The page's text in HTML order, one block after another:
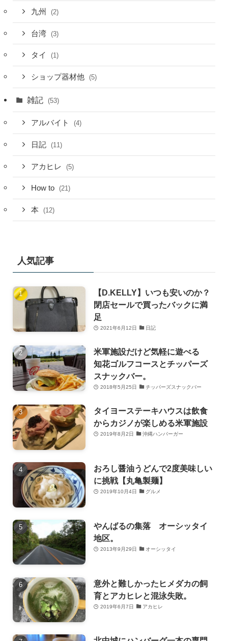
九州 (2)
台湾 (3)
タイ (1)
ショップ器材他 (5)
雑記 (53)
アルバイト (4)
日記 (11)
アカヒレ (5)
How to (21)
本 (12)
人気記事
【D.KELLY】いつも安いのか？
閉店セールで買ったバックに満
足
2021年6月12日 日記
米軍施設だけど気軽に遊べる
知花ゴルフコースとチッパーズ
スナックバー。
2018年5月25日 チッパーズスナックバー
タイヨーステーキハウスは飲食
からカジノが楽しめる米軍施設
2019年8月2日 沖縄ハンバーガー
おろし醤油うどんで2度美味しい
に挑戦【丸亀製麺】
2019年10月4日 グルメ
やんばるの集落 オーシッタイ
地区。
2013年9月29日 オーシッタイ
意外と難しかったヒメダカの飼
育とアカヒレと混泳失敗。
2019年6月7日 アカヒレ